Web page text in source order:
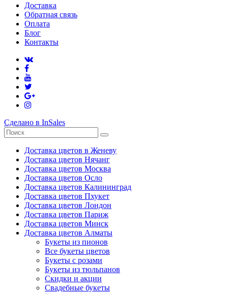
Доставка
Обратная связь
Оплата
Блог
Контакты
Сделано в InSales
Доставка цветов в Женеву
Доставка цветов Нячанг
Доставка цветов Москва
Доставка цветов Осло
Доставка цветов Калининград
Доставка цветов Пхукет
Доставка цветов Лондон
Доставка цветов Париж
Доставка цветов Минск
Доставка цветов Алматы
Букеты из пионов
Все букеты цветов
Букеты с розами
Букеты из тюльпанов
Скидки и акции
Свадебные букеты